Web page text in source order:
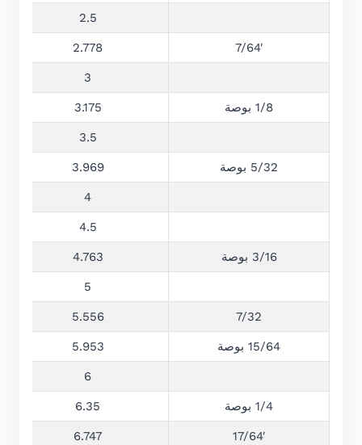
2.5
7/64′
2.778
3
1/8 بوصة 3.175
3.5
5/32 بوصة 3.969
4
4.5
3/16 بوصة 4.763
5
7/32
5.556
15/64 بوصة 5.953
6
1/4 بوصة 6.35
17/64′
6.747